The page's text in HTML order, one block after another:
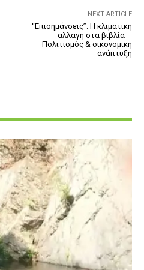
NEXT ARTICLE
“Επισημάνσεις”: Η κλιματική
αλλαγή στα βιβλία –
Πολιτισμός & οικονομική
ανάπτυξη